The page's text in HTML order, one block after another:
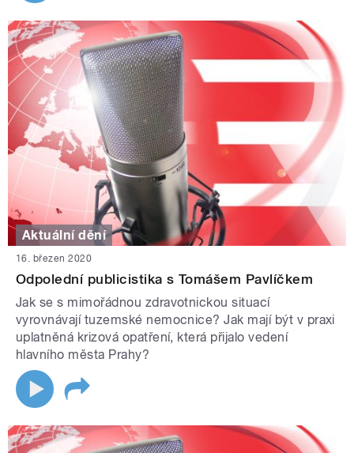
Aktuální dění
16. březen 2020
Odpolední publicistika s Tomášem Pavlíčkem
Jak se s mimořádnou zdravotnickou situací
vyrovnávají tuzemské nemocnice? Jak mají být v praxi
uplatněná krizová opatření, která přijalo vedení
hlavního města Prahy?